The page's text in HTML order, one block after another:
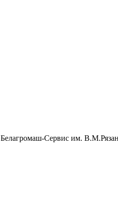
Белагромаш-Сервис им.